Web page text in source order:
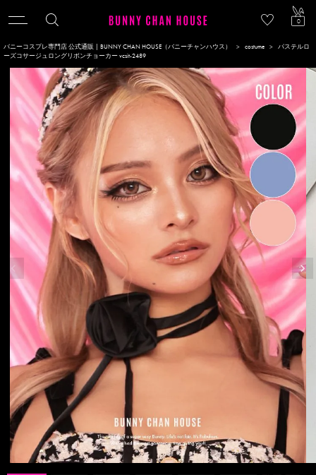
0
バニーコスプレ専門店 公式通販 | BUNNY CHAN HOUSE（バニーチャンハウス） costume
パステルロ
ーズコサージュロングリボンチョーカー vcsit-2489